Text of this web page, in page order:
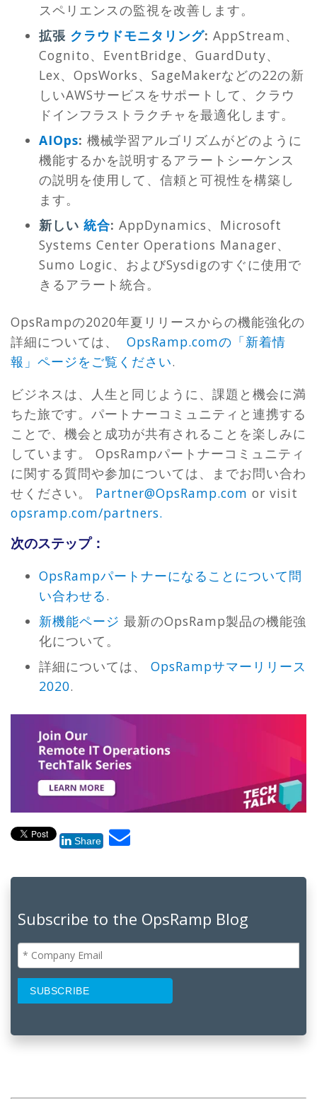
スペリエンスの監視を改善します。
拡張 クラウドモニタリング: AppStream、
Cognito、EventBridge、GuardDuty、
Lex、OpsWorks、SageMakerなどの22の新
しいAWSサービスをサポートして、クラウ
ドインフラストラクチャを最適化します。
AIOps: 機械学習アルゴリズムがどのように
機能するかを説明するアラートシーケンス
の説明を使用して、信頼と可視性を構築し
ます。
新しい 統合: AppDynamics、Microsoft
Systems Center Operations Manager、
Sumo Logic、およびSysdigのすぐに使用で
きるアラート統合。
OpsRampの2020年夏リリースからの機能強化の
詳細については、 OpsRamp.comの「新着情
報」ページをご覧ください.
ビジネスは、人生と同じように、課題と機会に満
ちた旅です。パートナーコミュニティと連携する
ことで、機会と成功が共有されることを楽しみに
しています。 OpsRampパートナーコミュニティ
に関する質問や参加については、までお問い合わ
せください。 Partner@OpsRamp.com or visit
opsramp.com/partners.
次のステップ：
OpsRampパートナーになることについて問
い合わせる.
新機能ページ 最新のOpsRamp製品の機能強
化について。
詳細については、 OpsRampサマーリリース
2020.
Share
Subscribe to the OpsRamp Blog